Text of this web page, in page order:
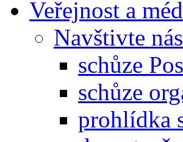
Veřejnost a
Navštivte nás
schůze
schůze
prohlídka